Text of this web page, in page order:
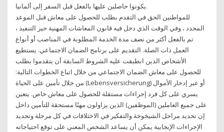
يكونوا حاصلين عليها بالفعل قبل السفر إلى ألمانيا.
للمواطنين الحق في التقدم بطلب للحصول على معاش قبل الموعد
المحدد ، وفي الوقت الذي دخل فيه قانون المعاشات المهنية حيز التنفيذ ،
تم بالفعل أكثر من نصف مدة الخدمة المطلوبة في المناصب أو أنواع
العمل ذات الصلة. التقديم على برنامج الضمان الاجتماعي. يستطيع
الأشخاص الذين انطبقت عليه الشروط السابقة أن يتقدموا بطلب
للحصول على معاش الضمان الاجتماعي من خلال اتباع الخطوات التالية:
من خلال تأمين على الحياة (Lebensversicherung) أو عبر إدخار الأموال
يسري على كل فرد إجراءات مستقلة للحصول على معاش خاص. يتعين
على جميع العاملين (الموظفين) الذين يزاولون مهنًا مستحقة للتأمين داخل
إن تحديد مراحل الشيخوخة والتفكير في الاختلافات في كل مرحلة وتحديد
الإجراءات الإيجابية يمكن أن يساعد الشخص المعني على توقع احتياجاته